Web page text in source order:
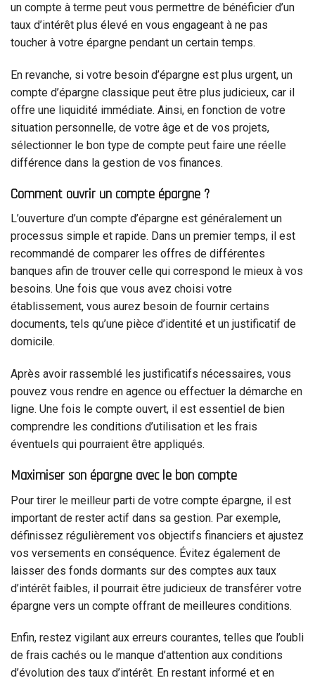
un compte à terme peut vous permettre de bénéficier d’un
taux d’intérêt plus élevé en vous engageant à ne pas
toucher à votre épargne pendant un certain temps.
En revanche, si votre besoin d’épargne est plus urgent, un
compte d’épargne classique peut être plus judicieux, car il
offre une liquidité immédiate. Ainsi, en fonction de votre
situation personnelle, de votre âge et de vos projets,
sélectionner le bon type de compte peut faire une réelle
différence dans la gestion de vos finances.
Comment ouvrir un compte épargne ?
L’ouverture d’un compte d’épargne est généralement un
processus simple et rapide. Dans un premier temps, il est
recommandé de comparer les offres de différentes
banques afin de trouver celle qui correspond le mieux à vos
besoins. Une fois que vous avez choisi votre
établissement, vous aurez besoin de fournir certains
documents, tels qu’une pièce d’identité et un justificatif de
domicile.
Après avoir rassemblé les justificatifs nécessaires, vous
pouvez vous rendre en agence ou effectuer la démarche en
ligne. Une fois le compte ouvert, il est essentiel de bien
comprendre les conditions d’utilisation et les frais
éventuels qui pourraient être appliqués.
Maximiser son épargne avec le bon compte
Pour tirer le meilleur parti de votre compte épargne, il est
important de rester actif dans sa gestion. Par exemple,
définissez régulièrement vos objectifs financiers et ajustez
vos versements en conséquence. Évitez également de
laisser des fonds dormants sur des comptes aux taux
d’intérêt faibles, il pourrait être judicieux de transférer votre
épargne vers un compte offrant de meilleures conditions.
Enfin, restez vigilant aux erreurs courantes, telles que l’oubli
de frais cachés ou le manque d’attention aux conditions
d’évolution des taux d’intérêt. En restant informé et en